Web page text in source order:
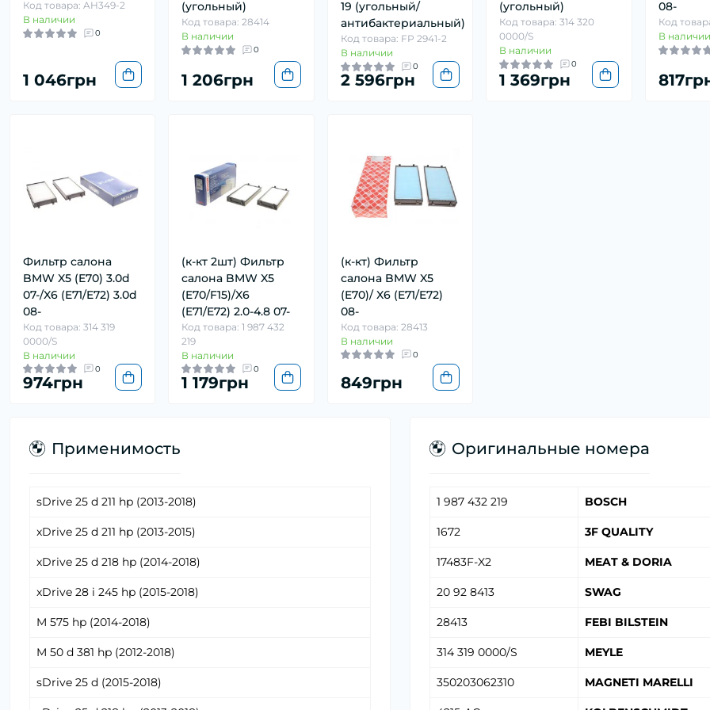
Код товара: AH349-2
В наличии
0
1 046грн
(угольный)
Код товара: 28414
В наличии
0
1 206грн
19 (угольный/
антибактериальный)
Код товара: FP 2941-2
В наличии
0
2 596грн
(угольный)
Код товара: 314 320
0000/S
В наличии
0
1 369грн
08-
Код
В наличии
Фильтр салона
BMW X5 (E70) 3.0d
07-/X6 (E71/E72) 3.0d
08-
Код товара: 314 319
0000/S
В наличии
0
974грн
(к-кт 2шт) Фильтр
салона BMW X5
(E70/F15)/X6
(E71/E72) 2.0-4.8 07-
Код товара: 1 987 432
219
В наличии
0
1 179грн
(к-кт) Фильтр
салона BMW X5
(E70)/ X6 (E71/E72)
08-
Код товара: 28413
В наличии
0
849грн
Применимость
sDrive 25 d 211 hp (2013-2018)
xDrive 25 d 211 hp (2013-2015)
xDrive 25 d 218 hp (2014-2018)
xDrive 28 i 245 hp (2015-2018)
M 575 hp (2014-2018)
M 50 d 381 hp (2012-2018)
sDrive 25 d (2015-2018)
Оригинальные номера
1 987 432 219 BOSCH
1672 3F QUALITY
17483F-X2 MEAT & DORIA
20 92 8413 SWAG
28413 FEBI BILSTEIN
314 319 0000/S MEYLE
350203062310 MAGNETI MARELLI